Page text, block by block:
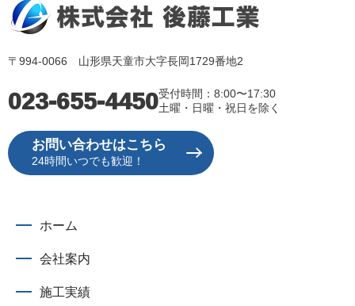
〒994-0066 山形県天童市大字長岡1729番地2
023-655-4450受付時間：8:00〜17:30
土曜・日曜・祝日を除く
お問い合わせはこちら
24時間いつでも歓迎！
ホーム
会社案内
施工実績